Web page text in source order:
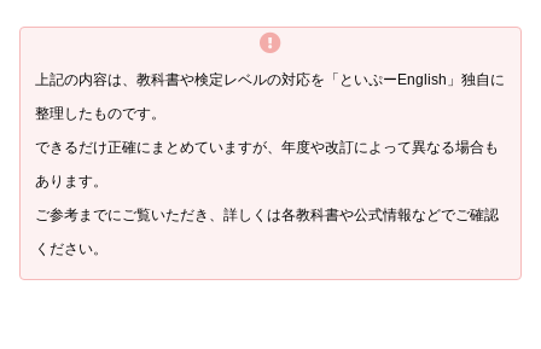
上記の内容は、教科書や検定レベルの対応を「といぷーEnglish」独自に
整理したものです。
できるだけ正確にまとめていますが、年度や改訂によって異なる場合も
あります。
ご参考までにご覧いただき、詳しくは各教科書や公式情報などでご確認
ください。